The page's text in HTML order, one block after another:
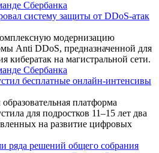
систему защиты от DDoS-атак
модернизацию
Anti DDoS, предназначенной для
кибератак на магистральной сети.
бесплатные онлайн-интенсивы
платформа
для подростков 11–15 лет два
на развитие цифровых
решений общего собрания